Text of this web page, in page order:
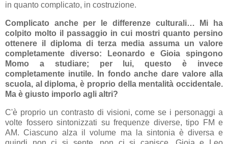
in quanto complicato, in costruzione.
Complicato anche per le differenze culturali… Mi ha
colpito molto il passaggio in cui mostri quanto persino
ottenere il diploma di terza media assuma un valore
completamente diverso: Leonardo e Gioia spingono
Momo a studiare; per lui, questo è invece
completamente inutile. In fondo anche dare valore alla
scuola, al diploma, è proprio della mentalità occidentale.
Ma è giusto imporlo agli altri?
C'è proprio un contrasto di visioni, come se i personaggi a
volte fossero sintonizzati su frequenze diverse, tipo FM e
AM. Ciascuno alza il volume ma la sintonia è diversa e